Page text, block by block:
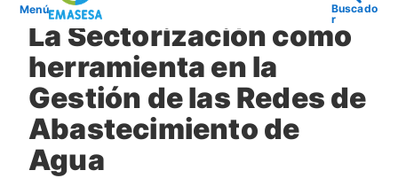
Menú
Buscado
r
La Sectorización como
herramienta en la
Gestión de las Redes de
Abastecimiento de
Agua